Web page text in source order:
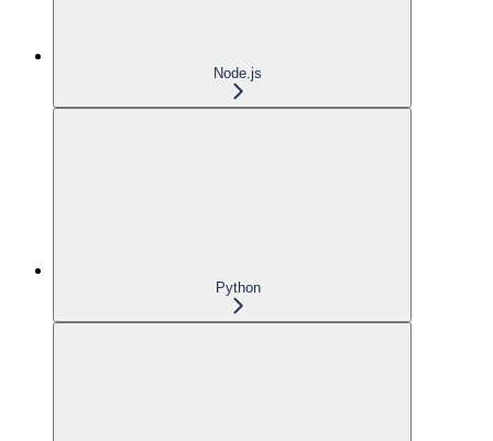
Node.js
Python